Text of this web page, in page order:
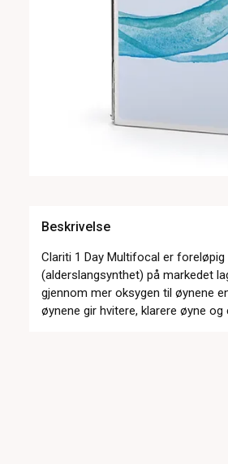
Beskrivelse
Clariti 1 Day Multifocal er
(alderslangsynthet) på markedet
gjennom mer oksygen til øynene
øynene gir hvitere, klarere øyne